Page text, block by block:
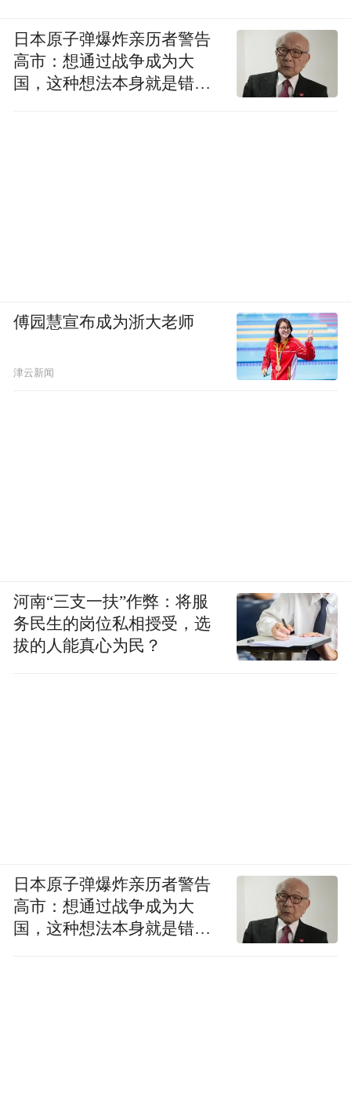
日本原子弹爆炸亲历者警告
高市：想通过战争成为大
国，这种想法本身就是错误
傅园慧宣布成为浙大老师
津云新闻
河南“三支一扶”作弊：将服
务民生的岗位私相授受，选
拔的人能真心为民？
日本原子弹爆炸亲历者警告
高市：想通过战争成为大
国，这种想法本身就是错误